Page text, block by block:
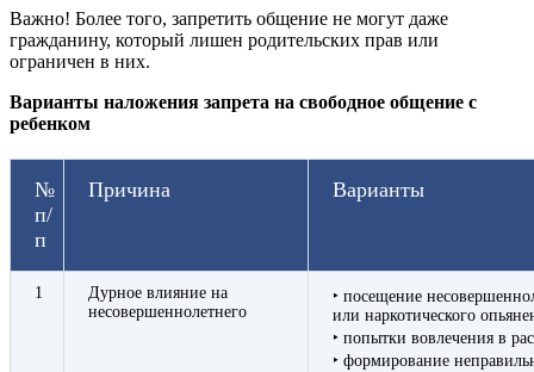
Важно! Более того, запретить общение не могут даже
гражданину, который лишен родительских прав или
ограничен в них.
Варианты наложения запрета на свободное общение с
ребенком
№
п/
п
Причина Варианты
1
Дурное влияние на
несовершеннолетнего
‣ посещение
или наркотического
‣ попытки вовлечения в
‣ формирование